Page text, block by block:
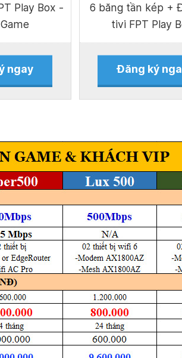
Play Box -
ngay
6 băng tần kép +
tivi FPT Play
Đăng ký